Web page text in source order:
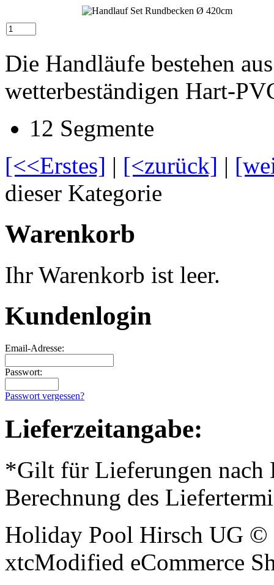
Die Handläufe bestehen
wetterbeständigen Hart-
12 Segmente
[<<Erstes] | [<zurück] |
dieser Kategorie
Warenkorb
Ihr Warenkorb ist leer.
Kundenlogin
Email-Adresse:
Passwort:
Passwort vergessen?
Lieferzeitangabe:
*Gilt für Lieferungen nach
Berechnung des
Holiday Pool Hirsch UG ©
xtcModified eCommerce